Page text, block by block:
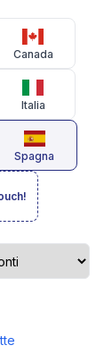
Canada
Italia
Spagna